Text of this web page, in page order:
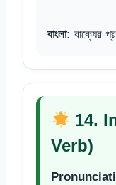
বাংলা: বাক্যের
14.
Verb)